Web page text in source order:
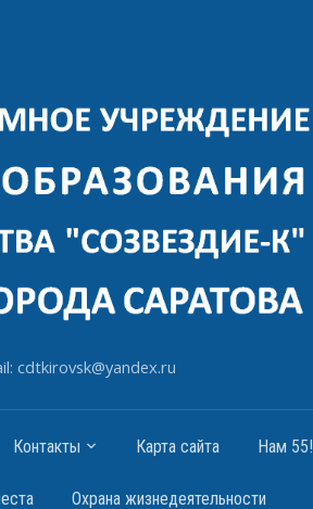
cdtkirovsk@yandex.ru
Контакты Карта сайта Нам 55!
Охрана жизнедеятельности